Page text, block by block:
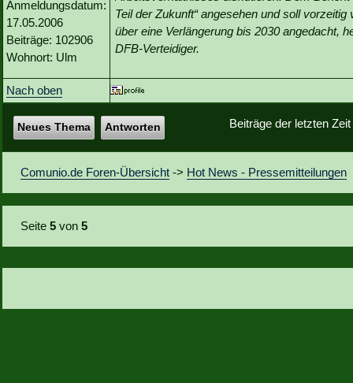
Anmeldungsdatum:
17.05.2006
Beiträge: 102906
Wohnort: Ulm
Teil der Zukunft“ angesehen und soll
über eine Verlängerung bis 2030 angedacht,
DFB-Verteidiger.
Nach oben
Beiträge der letzten
Neues Thema Antworten
Comunio.de Foren-Übersicht -> Hot News - Pressemitteilungen
Seite5 von5